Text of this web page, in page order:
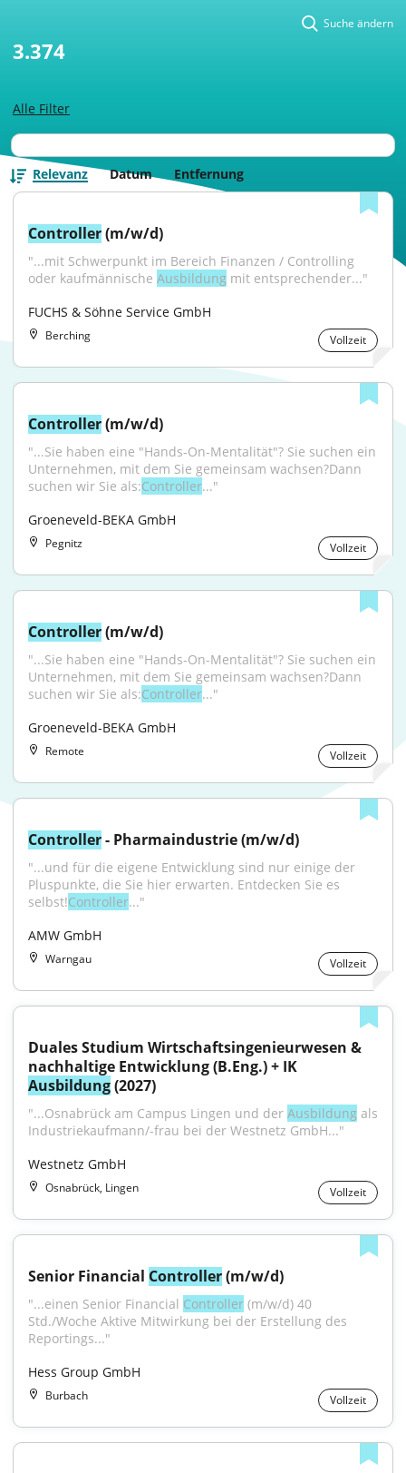
Alle Filter
Suche ändern
3.374
Relevanz Datum Entfernung
Controller (m/w/d)
"...mit Schwerpunkt im Bereich Finanzen / Controlling
oder kaufmännische Ausbildung mit entsprechender..."
FUCHS & Söhne Service GmbH
Berching Vollzeit
Controller (m/w/d)
"...Sie haben eine "Hands-On-Mentalität"? Sie suchen ein
Unternehmen, mit dem Sie gemeinsam wachsen?Dann
suchen wir Sie als:Controller..."
Groeneveld-BEKA GmbH
Pegnitz Vollzeit
Controller (m/w/d)
"...Sie haben eine "Hands-On-Mentalität"? Sie suchen ein
Unternehmen, mit dem Sie gemeinsam wachsen?Dann
suchen wir Sie als:Controller..."
Groeneveld-BEKA GmbH
Remote Vollzeit
Controller - Pharmaindustrie (m/w/d)
"...und für die eigene Entwicklung sind nur einige der
Pluspunkte, die Sie hier erwarten. Entdecken Sie es
selbst!Controller..."
AMW GmbH
Warngau Vollzeit
Duales Studium Wirtschaftsingenieurwesen &
Ausbildung (2027)
"...Osnabrück am Campus Lingen und der Ausbildung als
Industriekaufmann/-frau bei der Westnetz GmbH..."
Westnetz GmbH
Osnabrück, Lingen Vollzeit
Senior Financial Controller (m/w/d)
"...einen Senior Financial Controller (m/w/d) 40
Std./Woche Aktive Mitwirkung bei der Erstellung des
Reportings..."
Hess Group GmbH
Burbach Vollzeit